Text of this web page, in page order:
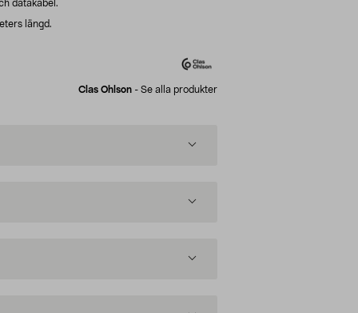
datakabel.
längd.
Clas Ohlson - Se alla produkter